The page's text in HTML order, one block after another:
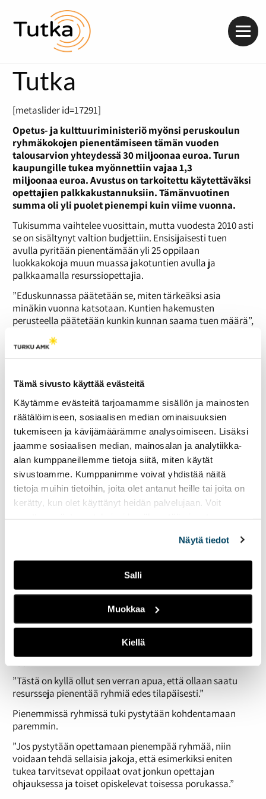
Tämä sivusto käyttää evästeitä
Käytämme evästeitä tarjoamamme sisällön ja mainosten
räätälöimiseen, sosiaalisen median ominaisuuksien
tukemiseen ja kävijämäärämme analysoimiseen. Lisäksi
jaamme sosiaalisen median, mainosalan ja analytiikka-
alan kumppaneillemme tietoja siitä, miten käytät
sivustoamme. Kumppanimme voivat yhdistää näitä
tietoja muihin tietoihin, joita olet antanut heille tai joita on
kerätty, kun olet käyttänyt heidän palvelujaan. Voit
Näytä tiedot
Salli
Muokkaa
Kiellä
Tutka
[metaslider id=17291]
Opetus- ja kulttuuriministeriö myönsi peruskoulun
ryhmäkokojen pienentämiseen tämän vuoden
talousarvion yhteydessä 30 miljoonaa euroa. Turun
kaupungille tukea myönnettiin vajaa 1,3
miljoonaa euroa. Avustus on tarkoitettu käytettäväksi
opettajien palkkakustannuksiin. Tämänvuotinen
summa oli yli puolet pienempi kuin viime vuonna.
Tukisumma vaihtelee vuosittain, mutta vuodesta 2010 asti
se on sisältynyt valtion budjettiin. Ensisijaisesti tuen
avulla pyritään pienentämään yli 25 oppilaan
luokkakokoja muun muassa jakotuntien avulla ja
palkkaamalla resurssiopettajia.
”Eduskunnassa päätetään se, miten tärkeäksi asia
minäkin vuonna katsotaan. Kuntien hakemusten
perusteella päätetään kunkin kunnan saama tuen määrä”,
Merja Lehtonen
rahoituksesta olleen suuresti apua.
”Se on huomattava tuki kouluille. Nyt rahoitusta on saatu
jo monena vuonna peräkkäin, joten voi olla, että kun
hallitus vaihtuu, painopisteet mihin rahoja kohdennetaan
muuttuvat.”
Jos tukea ei tule, mennään kunnan resurssien mukaan.
Tuen tarve vaihtelee
Raunistulan koulun apulaisrehtoriTimo Himanensanoo,
että opetusryhmiä pyritään pienentämään
esimerkiksi ryhmänhajottamisilla ja
joten tuen tarve on jatkuva. Olemme saaneet jonkun
verran resurssiopettajia. Tietyissä luokissa, joissa on iso
oppilaskoko, on jaettu muun muassa matematiikan
Tukea ei kuitenkaan myönnetä niin paljon, että kaikki
ryhmät pystyisi hajottamaan. Koulukohtaisestikin
tuen tarpeessa on eroa riippuen siitä, millainen
oppilasmäärä koulussa on.
”Tästä on kyllä ollut sen verran apua, että ollaan saatu
resursseja pienentää ryhmiä edes tilapäisesti.”
Pienemmissä ryhmissä tuki pystytään kohdentamaan
paremmin.
”Jos pystytään opettamaan pienempää ryhmää, niin
voidaan tehdä sellaisia jakoja, että esimerkiksi eniten
tukea tarvitsevat oppilaat ovat jonkun opettajan
ohjauksessa ja toiset opiskelevat toisessa porukassa.”